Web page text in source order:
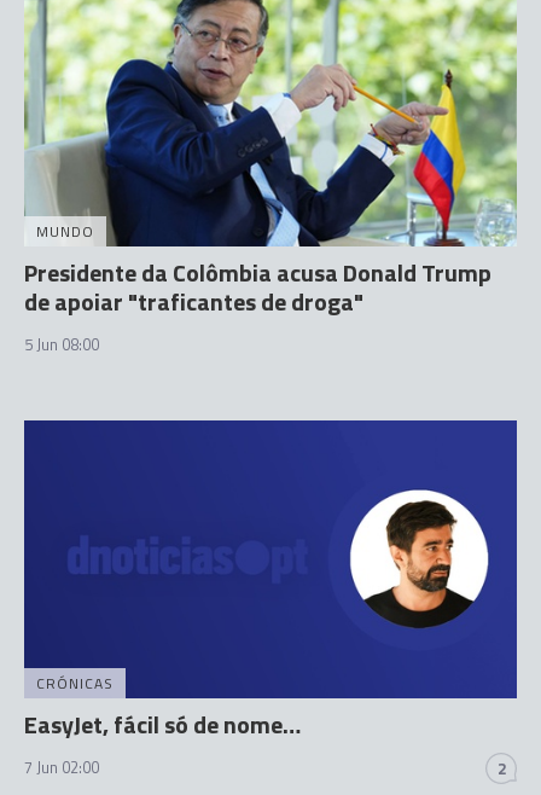
MUNDO
Presidente da Colômbia acusa Donald Trump
de apoiar "traficantes de droga"
5 Jun 08:00
CRÓNICAS
EasyJet, fácil só de nome…
7 Jun 02:00 2